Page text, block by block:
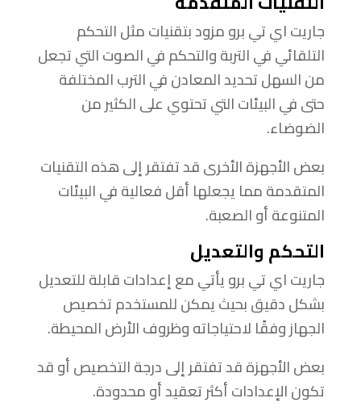
جاريت اي تي برو مزود بتقنيات مثل التحكم
التلقائي في التربة والتحكم في الصوت التي تجعل
من السهل تحديد المعادن في الترب المختلفة
حتى في البيئات التي تحتوي على الكثير من
الضوضاء.
بعض الأجهزة الأخرى قد تفتقر إلى هذه التقنيات
المتقدمة مما يجعلها أقل فعالية في البيئات
المتنوعة أو الصعبة.
التحكم والتعديل
جاريت اي تي برو يأتي مع إعدادات قابلة للتعديل
بشكل دقيق بحيث يمكن للمستخدم تخصيص
الجهاز وفقًا لاحتياجاته وظروف الأرض المحيطة.
بعض الأجهزة قد تفتقر إلى درجة التخصيص أو قد
تكون الإعدادات أكثر تعقيد أو محدودة.